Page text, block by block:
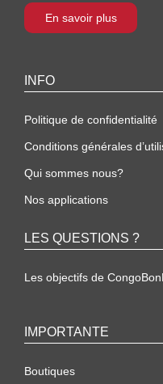
En savoir plus
INFO
Politique de confidentialité
Conditions générales
Qui sommes nous?
Nos applications
LES QUESTIONS ?
Les objectifs de
IMPORTANTE
Boutiques